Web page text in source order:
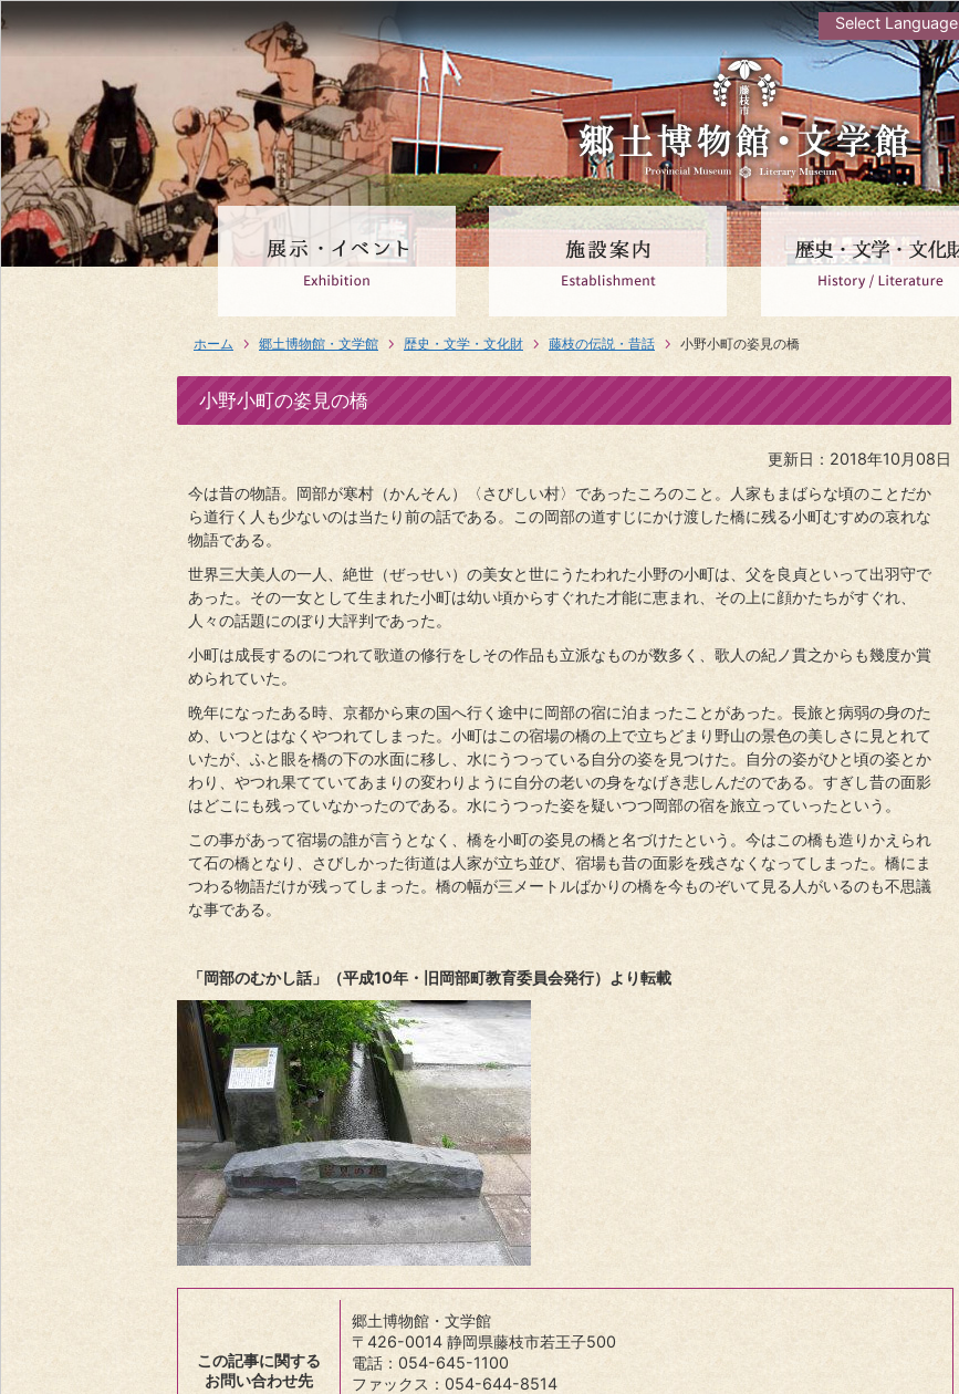
Select Language
ホーム 郷土博物館・文学館 歴史・文学・文化財 藤枝の伝説・昔話 小野小町の姿見の橋
小野小町の姿見の橋
更新日：2018年10月08日
今は昔の物語。岡部が寒村（かんそん）〈さびしい村〉であったころのこと。人家もまばらな頃のことだか
ら道行く人も少ないのは当たり前の話である。この岡部の道すじにかけ渡した橋に残る小町むすめの哀れな
物語である。
世界三大美人の一人、絶世（ぜっせい）の美女と世にうたわれた小野の小町は、父を良貞といって出羽守で
あった。その一女として生まれた小町は幼い頃からすぐれた才能に恵まれ、その上に顔かたちがすぐれ、
人々の話題にのぼり大評判であった。
小町は成長するのにつれて歌道の修行をしその作品も立派なものが数多く、歌人の紀ノ貫之からも幾度か賞
められていた。
晩年になったある時、京都から東の国へ行く途中に岡部の宿に泊まったことがあった。長旅と病弱の身のた
め、いつとはなくやつれてしまった。小町はこの宿場の橋の上で立ちどまり野山の景色の美しさに見とれて
いたが、ふと眼を橋の下の水面に移し、水にうつっている自分の姿を見つけた。自分の姿がひと頃の姿とか
わり、やつれ果てていてあまりの変わりように自分の老いの身をなげき悲しんだのである。すぎし昔の面影
はどこにも残っていなかったのである。水にうつった姿を疑いつつ岡部の宿を旅立っていったという。
この事があって宿場の誰が言うとなく、橋を小町の姿見の橋と名づけたという。今はこの橋も造りかえられ
て石の橋となり、さびしかった街道は人家が立ち並び、宿場も昔の面影を残さなくなってしまった。橋にま
つわる物語だけが残ってしまった。橋の幅が三メートルばかりの橋を今ものぞいて見る人がいるのも不思議
な事である。
「岡部のむかし話」（平成10年・旧岡部町教育委員会発行）より転載
この記事に関する
お問い合わせ先
郷土博物館・文学館
〒426-0014 静岡県藤枝市若王子500
電話：054-645-1100
ファックス：054-644-8514